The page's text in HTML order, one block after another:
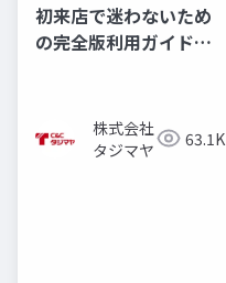
初来店で迷わないため
の完全版利用ガイド
株式会社
タジマヤ
63.1K